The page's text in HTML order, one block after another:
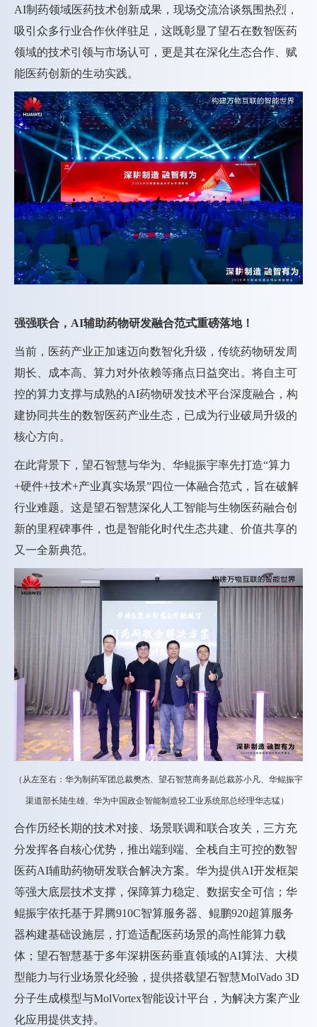
AI制药领域医药技术创新成果，现场交流洽谈氛围热烈，
吸引众多行业合作伙伴驻足，这既彰显了望石在数智医药
领域的技术引领与市场认可，更是其在深化生态合作、赋
能医药创新的生动实践。
强强联合，AI辅助药物研发融合范式重磅落地！
当前，医药产业正加速迈向数智化升级，传统药物研发周
期长、成本高、算力对外依赖等痛点日益突出。将自主可
控的算力支撑与成熟的AI药物研发技术平台深度融合，构
建协同共生的数智医药产业生态，已成为行业破局升级的
核心方向。
在此背景下，望石智慧与华为、华鲲振宇率先打造“算力
+硬件+技术+产业真实场景”四位一体融合范式，旨在破解
行业难题。这是望石智慧深化人工智能与生物医药融合创
新的里程碑事件，也是智能化时代生态共建、价值共享的
又一全新典范。
（从左至右：华为制药军团总裁樊杰、望石智慧商务副总裁苏小凡、华鲲振宇
渠道部长陆生雄、华为中国政企智能制造轻工业系统部总经理华志猛）
合作历经长期的技术对接、场景联调和联合攻关，三方充
分发挥各自核心优势，推出端到端、全栈自主可控的数智
医药AI辅助药物研发联合解决方案。华为提供AI开发框架
等强大底层技术支撑，保障算力稳定、数据安全可信；华
鲲振宇依托基于昇腾910C智算服务器、鲲鹏920超算服务
器构建基础设施层，打造适配医药场景的高性能算力载
体；望石智慧基于多年深耕医药垂直领域的AI算法、大模
型能力与行业场景化经验，提供搭载望石智慧MolVado 3D
分子生成模型与MolVortex智能设计平台，为解决方案产业
化应用提供支持。